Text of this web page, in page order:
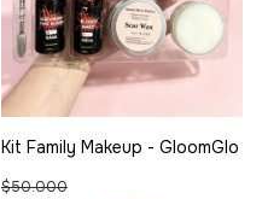
Kit Family Makeup - GloomGlo
$50.000